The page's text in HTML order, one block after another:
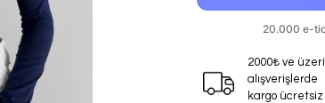
2000₺ ve üzeri
alışverişlerde
kargo ücretsiz